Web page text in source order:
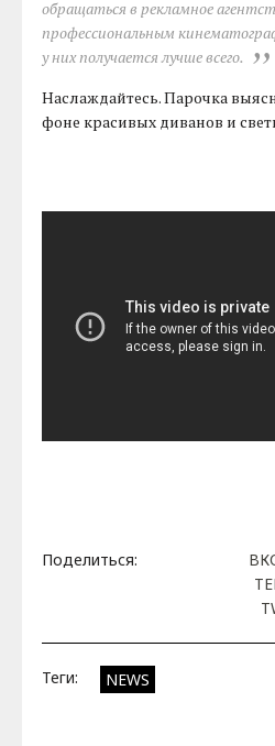
обращаться в рекламное
профессиональным
у них получается лучше всего.
Наслаждайтесь. Парочка
фоне красивых диванов и
Поделиться:
Теги: NEWS